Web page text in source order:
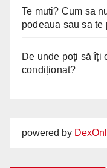
Te muti? Cum sa
podeaua sau sa
De unde poți să îți
condiționat?
powered by